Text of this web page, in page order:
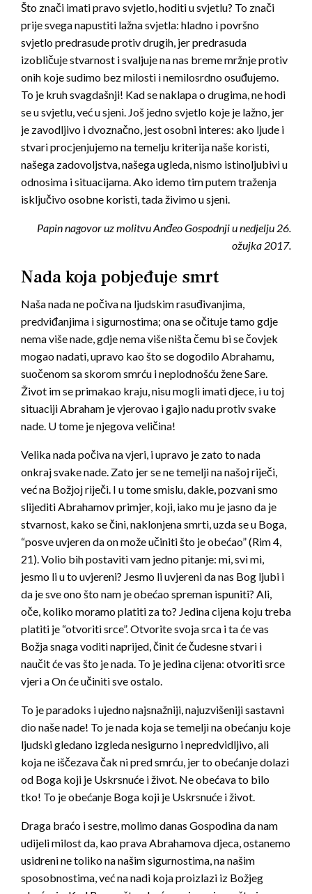
Što znači imati pravo svjetlo, hoditi u svjetlu? To znači
prije svega napustiti lažna svjetla: hladno i površno
svjetlo predrasude protiv drugih, jer predrasuda
izobličuje stvarnost i svaljuje na nas breme mržnje protiv
onih koje sudimo bez milosti i nemilosrdno osuđujemo.
To je kruh svagdašnji! Kad se naklapa o drugima, ne hodi
se u svjetlu, već u sjeni. Još jedno svjetlo koje je lažno, jer
je zavodljivo i dvoznačno, jest osobni interes: ako ljude i
stvari procjenjujemo na temelju kriterija naše koristi,
našega zadovoljstva, našega ugleda, nismo istinoljubivi u
odnosima i situacijama. Ako idemo tim putem traženja
isključivo osobne koristi, tada živimo u sjeni.
Papin nagovor uz molitvu Anđeo Gospodnji u nedjelju 26.
ožujka 2017.
Nada koja pobjeđuje smrt
Naša nada ne počiva na ljudskim rasuđivanjima,
predviđanjima i sigurnostima; ona se očituje tamo gdje
nema više nade, gdje nema više ništa čemu bi se čovjek
mogao nadati, upravo kao što se dogodilo Abrahamu,
suočenom sa skorom smrću i neplodnošću žene Sare.
Život im se primakao kraju, nisu mogli imati djece, i u toj
situaciji Abraham je vjerovao i gajio nadu protiv svake
nade. U tome je njegova veličina!
Velika nada počiva na vjeri, i upravo je zato to nada
onkraj svake nade. Zato jer se ne temelji na našoj riječi,
već na Božjoj riječi. I u tome smislu, dakle, pozvani smo
slijediti Abrahamov primjer, koji, iako mu je jasno da je
stvarnost, kako se čini, naklonjena smrti, uzda se u Boga,
“posve uvjeren da on može učiniti što je obećao” (Rim 4,
21). Volio bih postaviti vam jedno pitanje: mi, svi mi,
jesmo li u to uvjereni? Jesmo li uvjereni da nas Bog ljubi i
da je sve ono što nam je obećao spreman ispuniti? Ali,
oče, koliko moramo platiti za to? Jedina cijena koju treba
platiti je “otvoriti srce”. Otvorite svoja srca i ta će vas
Božja snaga voditi naprijed, činit će čudesne stvari i
naučit će vas što je nada. To je jedina cijena: otvoriti srce
vjeri a On će učiniti sve ostalo.
To je paradoks i ujedno najsnažniji, najuzvišeniji sastavni
dio naše nade! To je nada koja se temelji na obećanju koje
ljudski gledano izgleda nesigurno i nepredvidljivo, ali
koja ne iščezava čak ni pred smrću, jer to obećanje dolazi
od Boga koji je Uskrsnuće i život. Ne obećava to bilo
tko! To je obećanje Boga koji je Uskrsnuće i život.
Draga braćo i sestre, molimo danas Gospodina da nam
udijeli milost da, kao prava Abrahamova djeca, ostanemo
usidreni ne toliko na našim sigurnostima, na našim
sposobnostima, već na nadi koja proizlazi iz Božjeg